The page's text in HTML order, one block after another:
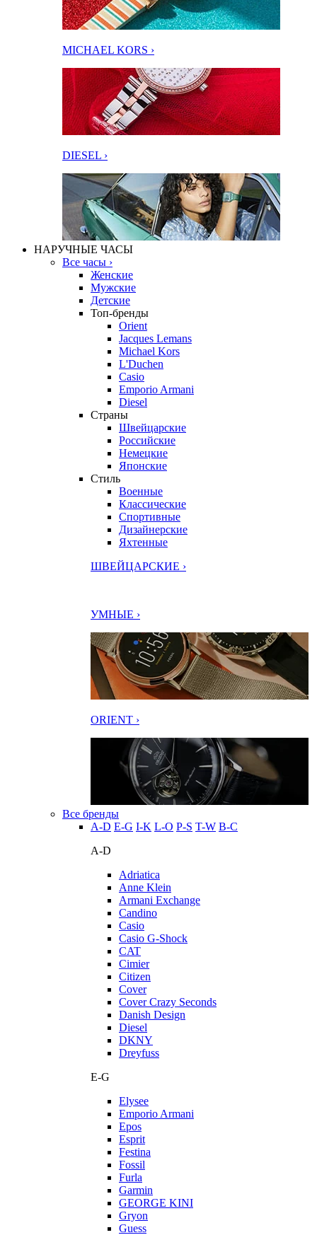
MICHAEL KORS ›
DIESEL ›
НАРУЧНЫЕ ЧАСЫ
Все часы ›
Женские
Мужские
Детские
Топ-бренды
Orient
Jacques Lemans
Michael Kors
L'Duchen
Casio
Emporio Armani
Diesel
Страны
Швейцарские
Российские
Немецкие
Японские
Стиль
Военные
Классические
Спортивные
Дизайнерские
Яхтенные
ШВЕЙЦАРСКИЕ ›
УМНЫЕ ›
ORIENT ›
Все бренды
A-D E-G I-K L-O P-S T-W В-С
A-D
Adriatica
Anne Klein
Armani Exchange
Candino
Casio
Casio G-Shock
CAT
Cimier
Citizen
Cover
Cover Crazy Seconds
Danish Design
Diesel
DKNY
Dreyfuss
E-G
Elysee
Emporio Armani
Epos
Esprit
Festina
Fossil
Furla
Garmin
GEORGE KINI
Gryon
Guess